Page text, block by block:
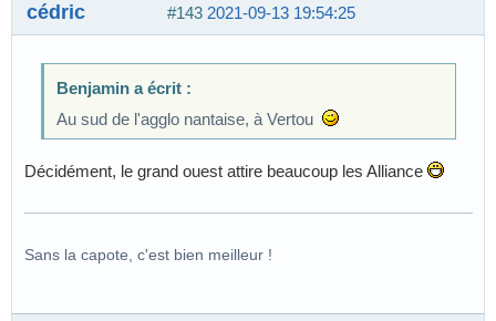
#143 2021-09-13 19:54:25
cédric
Benjamin a écrit :
Au sud de l'agglo nantaise, à Vertou
Décidément, le grand ouest attire beaucoup les Alliance
Sans la capote, c'est bien meilleur !